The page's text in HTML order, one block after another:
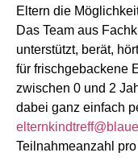
Eltern die
Das Team aus
unterstützt, berät,
für frischgebackene
zwischen 0 und 2
dabei ganz einfach
Teilnahmeanzahl